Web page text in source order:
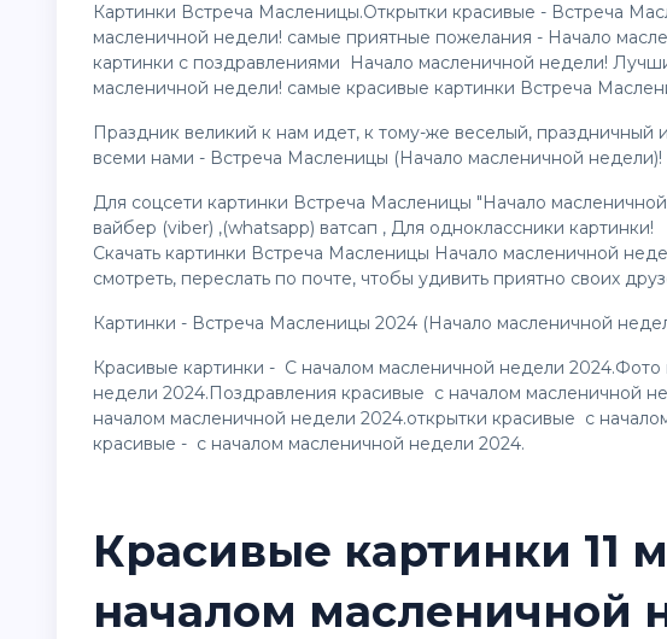
Картинки Встреча Масленицы.Открытки красивые - Встреча
масленичной недели! самые приятные пожелания - Начало
картинки с поздравлениями Начало масленичной недели!
масленичной недели! самые красивые картинки Встреча
Праздник великий к нам идет, к тому-же веселый,
всеми нами - Встреча Масленицы (Начало масленичной недели)!
Для соцсети картинки Встреча Масленицы "Начало
вайбер (viber) ,(whatsapp) ватсап , Для одноклассники картинки!
Скачать картинки Встреча Масленицы Начало масленичной
смотреть, переслать по почте, чтобы удивить приятно своих
Картинки - Встреча Масленицы 2024 (Начало масленичной
Красивые картинки - С началом масленичной недели
недели 2024.Поздравления красивые с началом масленичной
началом масленичной недели 2024.открытки красивые с
красивые - с началом масленичной недели 2024.
Красивые картинки 11
началом масленичной